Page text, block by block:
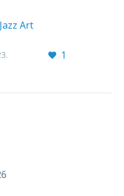
Art
1